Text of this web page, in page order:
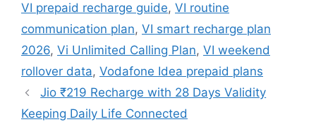
VI prepaid recharge guide, VI routine
communication plan, VI smart recharge plan
2026, Vi Unlimited Calling Plan, VI weekend
rollover data, Vodafone Idea prepaid plans
Jio ₹219 Recharge with 28 Days Validity
Keeping Daily Life Connected